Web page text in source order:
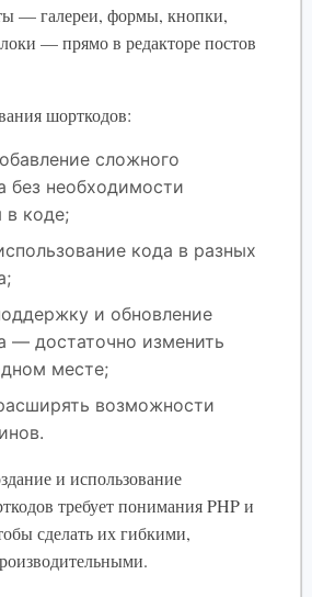
— галереи, формы, кнопки,
— прямо в редакторе постов
шорткодов:
сложного
без необходимости
в коде;
кода в разных
и обновление
— достаточно изменить
месте;
возможности
и использование
требует понимания PHP и
сделать их гибкими,